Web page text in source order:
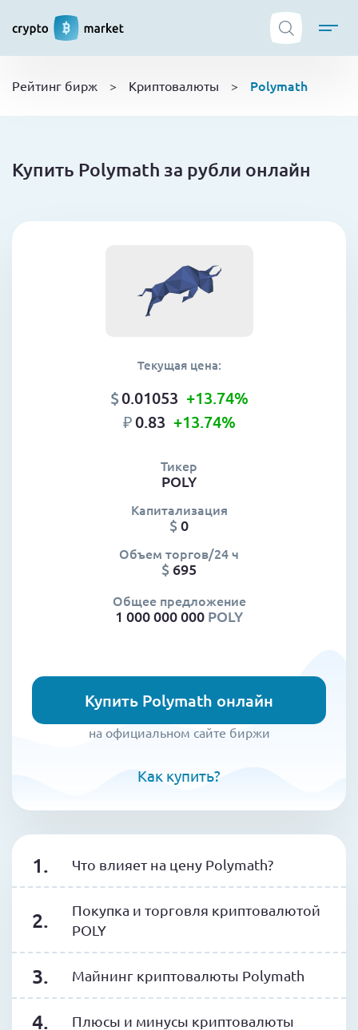
ТОП криптобирж
Криптовалюты
Кошельки
Рейтинг бирж > Криптовалюты > Polymath
Купить Polymath за рубли онлайн
Текущая цена:
$0.01053 +13.74%
₽0.83 +13.74%
Тикер
POLY
Капитализация
$0
Объем торгов/24 ч
$ 695
Общее предложение
1 000 000 000 POLY
Купить Polymath онлайн
на официальном сайте биржи
Как купить?
Что влияет на цену Polymath?
Покупка и торговля криптовалютой
POLY
Майнинг криптовалюты Polymath
Плюсы и минусы криптовалюты